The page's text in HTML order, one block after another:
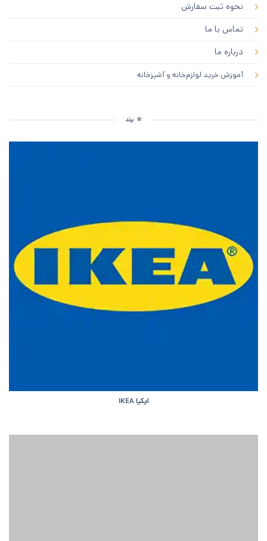
نحوه ثبت سفارش
تماس با ما
درباره ما
آموزش خرید لوازم‌خانه و آشپزخانه
برند
ایکیا IKEA